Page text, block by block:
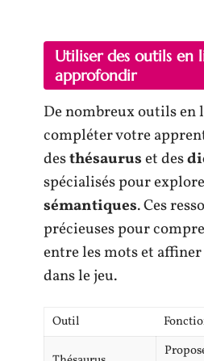
Utiliser des outils en
approfondir
De nombreux outils en
compléter votre
desthésauruset des
spécialisés pour
sémantiques. Ces
précieuses pour
entre les mots et
dans le jeu.
Outil